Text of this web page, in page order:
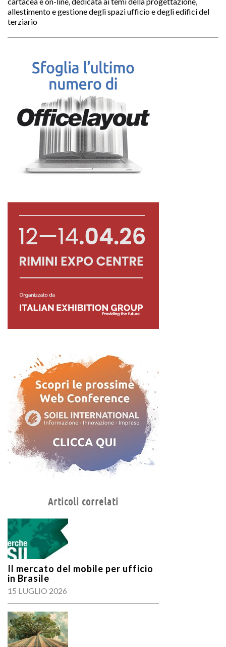
allestimento e gestione degli spazi ufficio e degli edifici del
terziario
Articoli correlati
Il mercato del mobile per ufficio
in Brasile
15 LUGLIO 2026